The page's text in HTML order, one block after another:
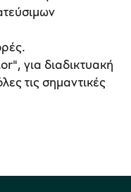
για διαδικτυακή
τις σημαντικές